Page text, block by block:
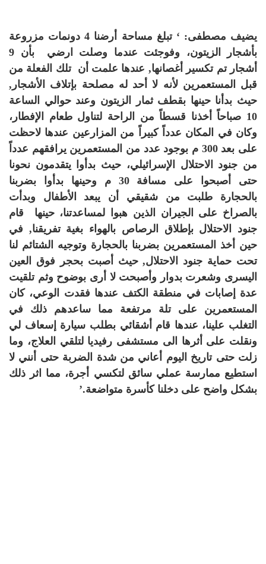
يضيف مصطفى: ‘
تبلغ مساحة أرضنا 4 دونمات مزروعة
بأشجار الزيتون، وفوجئت عندما وصلت ارضي بأن 9
أشجار تم تكسير أغصانها, عندها علمت أن تلك الفعلة من
قبل المستعمرين لأنه لا أحد له مصلحة بإتلاف الأشجار,
حيث بدأنا حينها بقطف ثمار الزيتون وعند حوالي الساعة
10 صباحاً أخذنا قسطاً من الراحة لتناول طعام الإفطار،
وكان في المكان عدداً كبيراً من المزارعين عندها لاحظت
على بعد 300 م بوجود عدد من المستعمرين يرافقهم عدداً
من جنود الاحتلال الإسرائيلي، حيث بدأوا يتقدمون نحونا
حتى أصبحوا على مسافة 30 م وحينها بدأوا بضربنا
بالحجارة طلبت من شقيقي أن يبعد الأطفال وبدأت
بالصراخ على الجيران الذين هبوا لمساعدتنا، حينها قام
جنود الاحتلال بإطلاق الرصاص بالهواء بغية تفريقنا, في
حين أخذ المستعمرين بضربنا بالحجارة وتوجيه الشتائم لنا
تحت حماية جنود الاحتلال, حيث أصبت بحجر فوق العين
اليسرى وشعرت بدوار وأصبحت لا أرى بوضوح وثم تلقيت
عدة إصابات في منطقة الكتف عندها فقدت الوعي، كان
المستعمرين على تلة مرتفعة مما ساعدهم ذلك في
التغلب علينا، عندها قام أشقائي بطلب سيارة إسعاف لي
ونقلت على أثرها الى مستشفى رفيديا لتلقي العلاج، وما
زلت حتى تاريخ اليوم أعاني من شدة الضربة حتى أنني لا
استطيع ممارسة عملي سائق لتكسي أجرة، مما اثر ذلك
بشكل واضح على دخلنا كأسرة متواضعة.’